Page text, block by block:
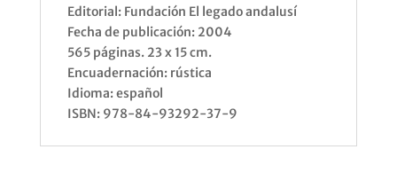
Editorial: Fundación El legado andalusí
Fecha de publicación: 2004
565 páginas. 23 x 15 cm.
Encuadernación: rústica
Idioma: español
ISBN: 978-84-93292-37-9